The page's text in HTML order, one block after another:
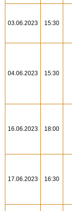
03.06.2023 15:30
04.06.2023 15:30
16.06.2023 18:00
17.06.2023 16:30